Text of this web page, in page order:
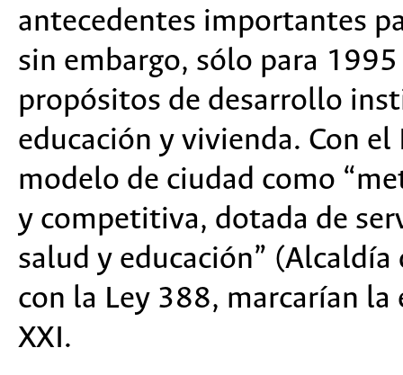
antecedentes importantes
sin embargo, sólo para
propósitos de desarrollo
educación y vivienda. Con
modelo de ciudad como
y competitiva, dotada de
salud y educación”
con la Ley 388, marcarían
XXI.